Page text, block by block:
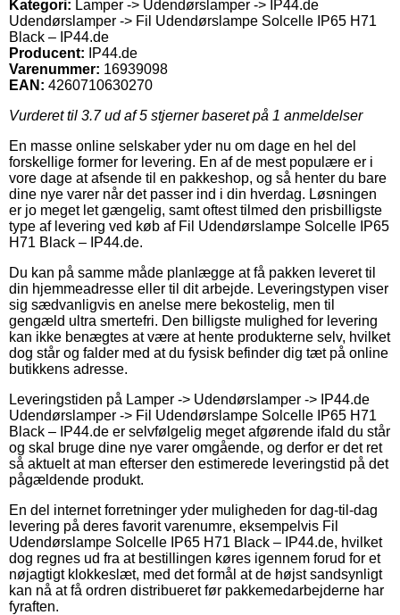
Kategori: Lamper -> Udendørslamper -> IP44.de
Udendørslamper -> Fil Udendørslampe Solcelle IP65 H71
Black – IP44.de
Producent:
IP44.de
Varenummer: 16939098
EAN: 4260710630270
Vurderet til 3.7ud af 5 stjerner baseret på 1 anmeldelser
En masse online selskaber yder nu om dage en hel del
forskellige former for levering. En af de mest populære er i
vore dage at afsende til en pakkeshop, og så henter du bare
dine nye varer når det passer ind i din hverdag. Løsningen
er jo meget let gængelig, samt oftest tilmed den prisbilligste
type af levering ved køb af Fil Udendørslampe Solcelle IP65
H71 Black – IP44.de.
Du kan på samme måde planlægge at få pakken leveret til
din hjemmeadresse eller til dit arbejde. Leveringstypen viser
sig sædvanligvis en anelse mere bekostelig, men til
gengæld ultra smertefri. Den billigste mulighed for levering
kan ikke benægtes at være at hente produkterne selv, hvilket
dog står og falder med at du fysisk befinder dig tæt på online
butikkens adresse.
Leveringstiden på Lamper -> Udendørslamper -> IP44.de
Udendørslamper -> Fil Udendørslampe Solcelle IP65 H71
Black – IP44.de er selvfølgelig meget afgørende ifald du står
og skal bruge dine nye varer omgående, og derfor er det ret
så aktuelt at man efterser den estimerede leveringstid på det
pågældende produkt.
En del internet forretninger yder muligheden for dag-til-dag
levering på deres favorit varenumre, eksempelvis Fil
Udendørslampe Solcelle IP65 H71 Black – IP44.de, hvilket
dog regnes ud fra at bestillingen køres igennem forud for et
nøjagtigt klokkeslæt, med det formål at de højst sandsynligt
kan nå at få ordren distribueret før pakkemedarbejderne har
fyraften.